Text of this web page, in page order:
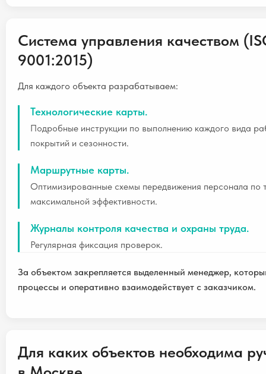
Система управления качеством
9001:2015)
Для каждого объекта разрабатываем:
Технологические карты.
Подробные инструкции по выполнению каждого вида
покрытий и сезонности.
Маршрутные карты.
Оптимизированные схемы передвижения персонала по
максимальной эффективности.
Журналы контроля качества и охраны труда.
Регулярная фиксация проверок.
За объектом закрепляется выделенный менеджер,
процессы и оперативно взаимодействует с заказчиком.
Для каких объектов необходима